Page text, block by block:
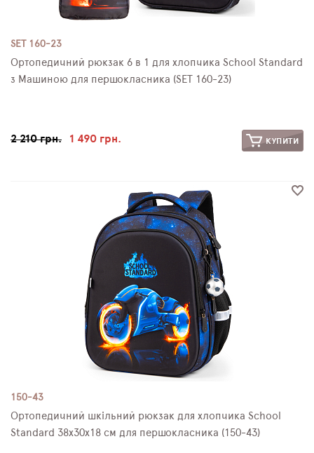
SET 160-23
Ортопедичний рюкзак 6 в 1 для хлопчика School Standard
з Машиною для першокласника (SET 160-23)
2 210 грн. 1 490 грн. КУПИТИ
150-43
Ортопедичний шкільний рюкзак для хлопчика School
Standard 38х30х18 см для першокласника (150-43)